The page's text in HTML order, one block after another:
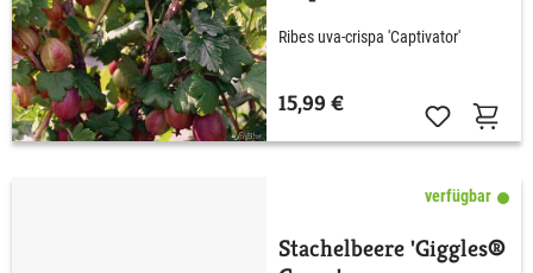
Ribes uva-crispa 'Captivator'
15,99 €
verfügbar
Stachelbeere 'Giggles®